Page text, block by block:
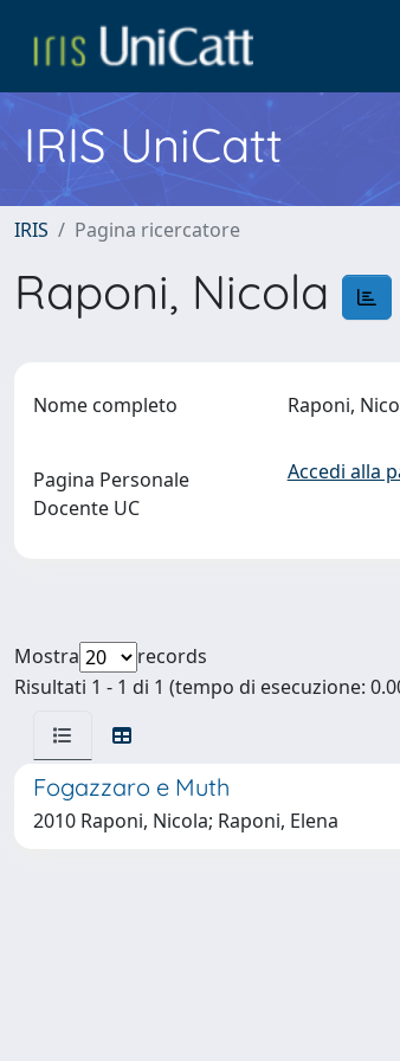
IRIS UniCatt
IRIS Pagina ricercatore
Raponi, Nicola
Nome completo Raponi,
Pagina Personale
Docente UC
Accedi alla
Mostra
records
Risultati 1 - 1 di 1 (tempo di esecuzione:
Fogazzaro e Muth
2010 Raponi, Nicola; Raponi, Elena